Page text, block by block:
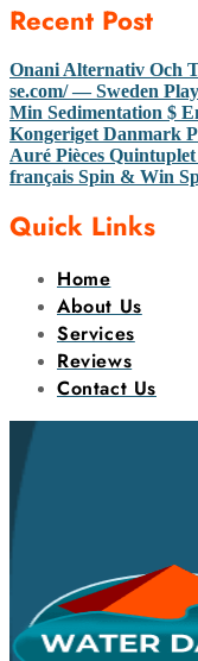
Recent Post
Onani Alternativ Och
se.com/ — Sweden
Min Sedimentation $
Kongeriget Danmark
Auré Pièces
français Spin & Win
Quick Links
Home
About Us
Services
Reviews
Contact Us